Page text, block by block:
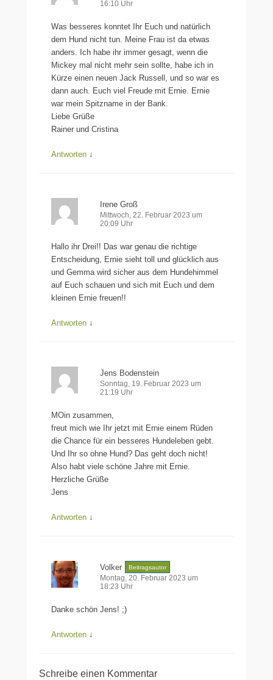
16:10 Uhr
Was besseres konntet Ihr Euch und natürlich
dem Hund nicht tun. Meine Frau ist da etwas
anders. Ich habe ihr immer gesagt, wenn die
Mickey mal nicht mehr sein sollte, habe ich in
Kürze einen neuen Jack Russell, und so war es
dann auch. Euch viel Freude mit Ernie. Ernie
war mein Spitzname in der Bank.
Liebe Grüße
Rainer und Cristina
Antworten ↓
Irene Groß
Mittwoch, 22. Februar 2023 um
20:09 Uhr
Hallo ihr Drei!! Das war genau die richtige
Entscheidung, Ernie sieht toll und glücklich aus
und Gemma wird sicher aus dem Hundehimmel
auf Euch schauen und sich mit Euch und dem
kleinen Ernie freuen!!
Antworten ↓
Jens Bodenstein
Sonntag, 19. Februar 2023 um
21:19 Uhr
MOin zusammen,
freut mich wie Ihr jetzt mit Ernie einem Rüden
die Chance für ein besseres Hundeleben gebt.
Und Ihr so ohne Hund? Das geht doch nicht!
Also habt viele schöne Jahre mit Ernie.
Herzliche Grüße
Jens
Antworten ↓
Volker Beitragsautor
Montag, 20. Februar 2023 um
18:23 Uhr
Danke schön Jens! ;)
Antworten ↓
Schreibe einen Kommentar